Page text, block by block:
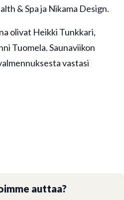
& Spa ja Nikama Design.
olivat Heikki Tunkkari,
Tuomela. Saunaviikon
vastasi
auttaa?